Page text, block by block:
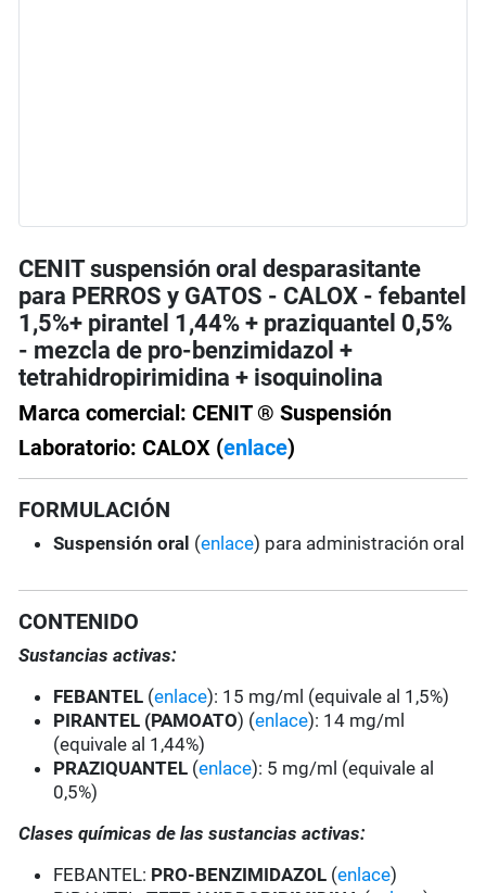
CENIT suspensión oral desparasitante
para PERROS y GATOS - CALOX - febantel
1,5%+ pirantel 1,44% + praziquantel 0,5%
- mezcla de pro-benzimidazol +
tetrahidropirimidina + isoquinolina
Marca comercial: CENIT ® Suspensión
Laboratorio: CALOX (enlace)
FORMULACIÓN
Suspensión oral (enlace) para administración oral
CONTENIDO
Sustancias activas:
FEBANTEL (enlace): 15 mg/ml (equivale al 1,5%)
PIRANTEL (PAMOATO) (enlace): 14 mg/ml
(equivale al 1,44%)
PRAZIQUANTEL (enlace): 5 mg/ml (equivale al
0,5%)
Clases químicas de las sustancias activas:
FEBANTEL: PRO-BENZIMIDAZOL (enlace)